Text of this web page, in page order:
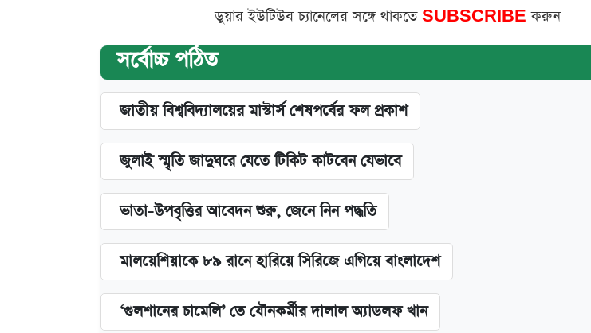
ডুয়ার ইউটিউব চ্যানেলের সঙ্গে থাকতে SUBSCRIBEকরুন
সর্বোচ্চ পঠিত
জাতীয় বিশ্ববিদ্যালয়ের মাস্টার্স শেষপর্বের ফল প্রকাশ
জুলাই স্মৃতি জাদুঘরে যেতে টিকিট কাটবেন যেভাবে
ভাতা-উপবৃত্তির আবেদন শুরু, জেনে নিন পদ্ধতি
মালয়েশিয়াকে ৮৯ রানে হারিয়ে সিরিজে এগিয়ে বাংলাদেশ
‘গুলশানের চামেলি’ তে যৌনকর্মীর দালাল অ্যাডলফ খান